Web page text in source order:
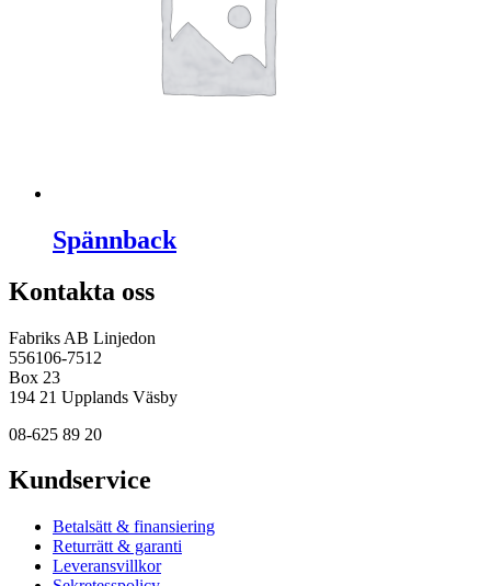
Spännback
Kontakta oss
Fabriks AB Linjedon
556106-7512
Box 23
194 21 Upplands Väsby
08-625 89 20
Kundservice
Betalsätt & finansiering
Returrätt & garanti
Leveransvillkor